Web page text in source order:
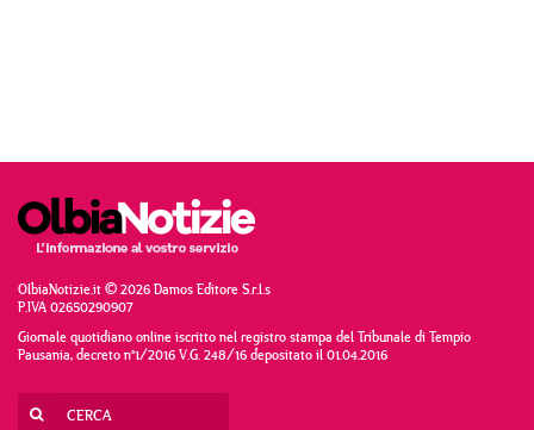
OlbiaNotizie.it © 2026 Damos Editore S.r.l.s
P.IVA 02650290907
Giornale quotidiano online iscritto nel registro stampa del Tribunale di Tempio
Pausania, decreto n°1/2016 V.G. 248/16 depositato il 01.04.2016